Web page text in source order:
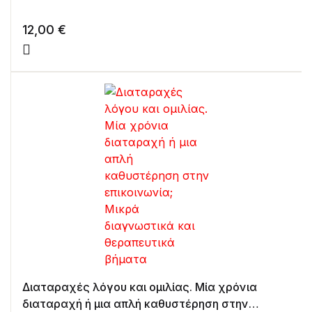
12,00 €
Διαταραχές λόγου και ομιλίας. Μία χρόνια
διαταραχή ή μια απλή καθυστέρηση στην